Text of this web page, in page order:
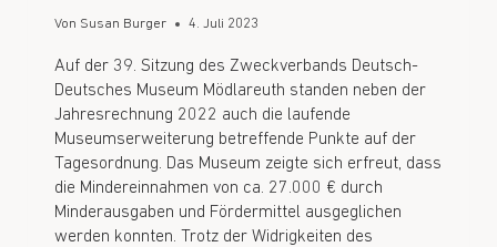
Von Susan Burger 4. Juli 2023
Auf der 39. Sitzung des Zweckverbands Deutsch-
Deutsches Museum Mödlareuth standen neben der
Jahresrechnung 2022 auch die laufende
Museumserweiterung betreffende Punkte auf der
Tagesordnung. Das Museum zeigte sich erfreut, dass
die Mindereinnahmen von ca. 27.000 € durch
Minderausgaben und Fördermittel ausgeglichen
werden konnten. Trotz der Widrigkeiten des